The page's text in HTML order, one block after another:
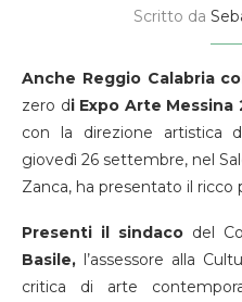
Scritto da
Anche Reggio Calabria
zero di Expo Arte Messina
con la direzione artistica
giovedì 26 settembre, nel
Zanca, ha presentato il
Presenti il sindaco del
Basile, l’assessore alla
critica di arte